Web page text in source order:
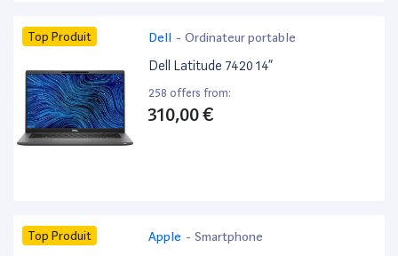
Top Produit Dell - Ordinateur portable
Dell Latitude 7420 14”
258 offers from:
310,00 €
Top Produit Apple - Smartphone